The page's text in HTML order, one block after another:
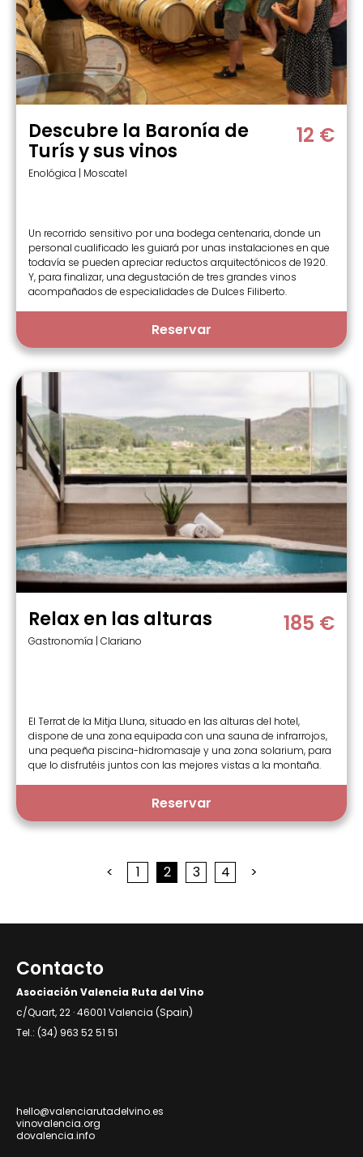
Descubre la Baronía de
Turís y sus vinos
Enológica | Moscatel
12 €
Un recorrido sensitivo por una bodega centenaria, donde un
personal cualificado les guiará por unas instalaciones en que
todavía se pueden apreciar reductos arquitectónicos de 1920.
Y, para finalizar, una degustación de tres grandes vinos
acompañados de especialidades de Dulces Filiberto.
Reservar
Relax en las alturas
Gastronomía | Clariano
185 €
El Terrat de la Mitja Lluna, situado en las alturas del hotel,
dispone de una zona equipada con una sauna de infrarrojos,
una pequeña piscina-hidromasaje y una zona solarium, para
que lo disfrutéis juntos con las mejores vistas a la montaña.
Reservar
< 1 2 3 4 >
Contacto
Asociación Valencia Ruta del Vino
c/Quart, 22 · 46001 Valencia (Spain)
Tel.: (34) 963 52 51 51
hello@valenciarutadelvino.es
vinovalencia.org
dovalencia.info